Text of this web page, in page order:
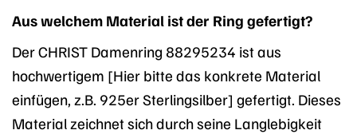
Aus welchem Material ist der Ring gefertigt?
Der CHRIST Damenring 88295234 ist aus
hochwertigem [Hier bitte das konkrete Material
einfügen, z.B. 925er Sterlingsilber] gefertigt. Dieses
Material zeichnet sich durch seine Langlebigkeit